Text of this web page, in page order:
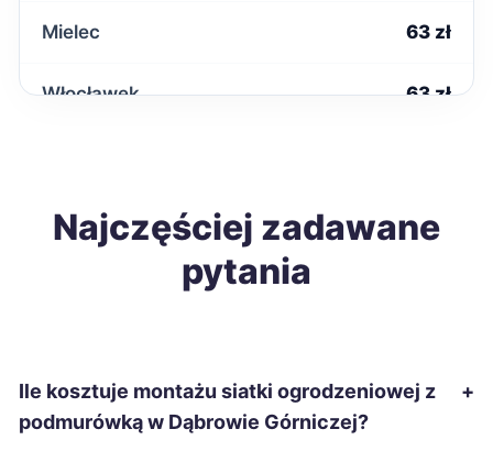
Mielec 63 zł
Włocławek 63 zł
Krosno 63 zł
Piła 64 zł
Najczęściej zadawane
pytania
Ile kosztuje montażu siatki ogrodzeniowej z
podmurówką w Dąbrowie Górniczej?
+